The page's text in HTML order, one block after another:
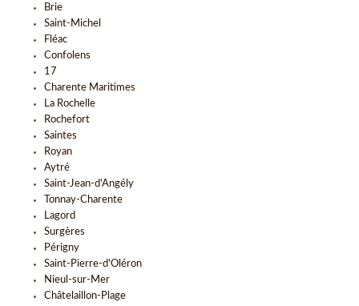
Brie
Saint-Michel
Fléac
Confolens
17
Charente Maritimes
La Rochelle
Rochefort
Saintes
Royan
Aytré
Saint-Jean-d'Angély
Tonnay-Charente
Lagord
Surgères
Périgny
Saint-Pierre-d'Oléron
Nieul-sur-Mer
Châtelaillon-Plage